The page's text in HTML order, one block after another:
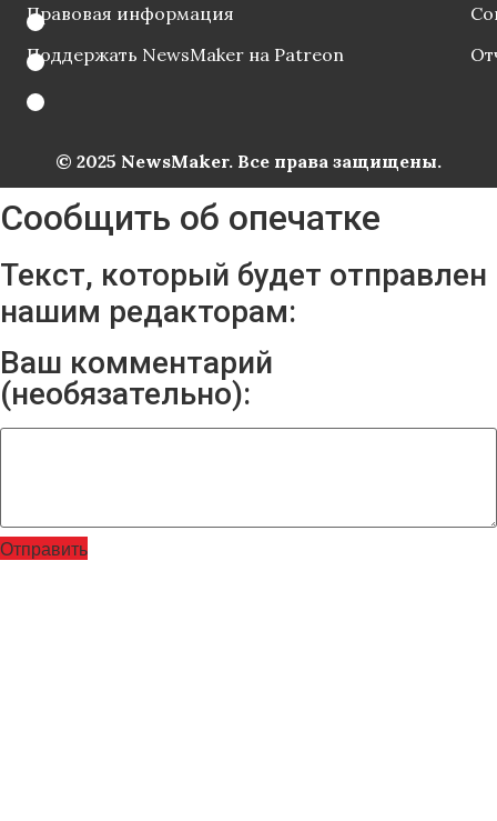
Правовая информация
Поддержать NewsMaker на Patreon
© 2025 NewsMaker. Все права защищены.
Сообщить об опечатке
Текст, который будет отправлен
нашим редакторам:
Ваш комментарий
(необязательно):
Отправить